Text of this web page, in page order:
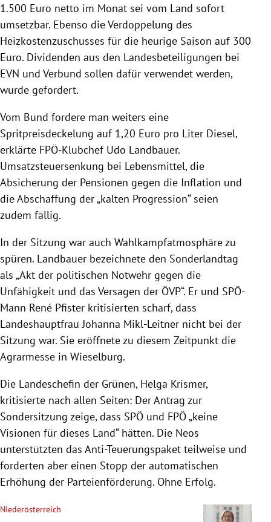
1.500 Euro netto im Monat sei vom Land sofort
umsetzbar. Ebenso die Verdoppelung des
Heizkostenzuschusses für die heurige Saison auf 300
Euro. Dividenden aus den Landesbeteiligungen bei
EVN und Verbund sollen dafür verwendet werden,
wurde gefordert.
Vom Bund fordere man weiters eine
Spritpreisdeckelung auf 1,20 Euro pro Liter Diesel,
erklärte FPÖ-Klubchef Udo Landbauer.
Umsatzsteuersenkung bei Lebensmittel, die
Absicherung der Pensionen gegen die Inflation und
die Abschaffung der „kalten Progression“ seien
zudem fällig.
In der Sitzung war auch Wahlkampfatmosphäre zu
spüren. Landbauer bezeichnete den Sonderlandtag
als „Akt der politischen Notwehr gegen die
Unfähigkeit und das Versagen der ÖVP“. Er und SPÖ-
Mann René Pfister kritisierten scharf, dass
Landeshauptfrau Johanna Mikl-Leitner nicht bei der
Sitzung war. Sie eröffnete zu diesem Zeitpunkt die
Agrarmesse in Wieselburg.
Die Landeschefin der Grünen, Helga Krismer,
kritisierte nach allen Seiten: Der Antrag zur
Sondersitzung zeige, dass SPÖ und FPÖ „keine
Visionen für dieses Land“ hätten. Die Neos
unterstützten das Anti-Teuerungspaket teilweise und
forderten aber einen Stopp der automatischen
Erhöhung der Parteienförderung. Ohne Erfolg.
Niederösterreich